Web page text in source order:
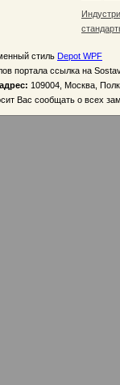
стиль Depot WPF
портала ссылка на
адрес: 109004, Москва,
Вас сообщать о всех